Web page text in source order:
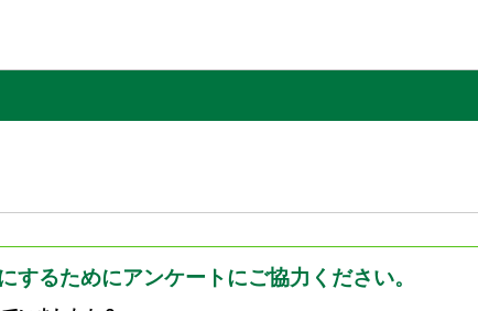
するためにアンケートにご協力ください。